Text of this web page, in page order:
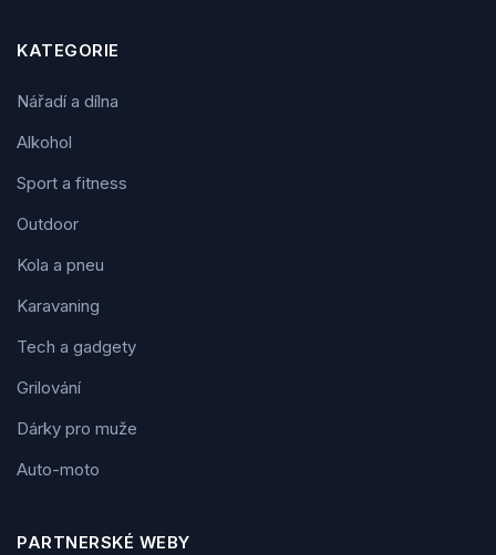
KATEGORIE
Nářadí a dílna
Alkohol
Sport a fitness
Outdoor
Kola a pneu
Karavaning
Tech a gadgety
Grilování
Dárky pro muže
Auto-moto
PARTNERSKÉ WEBY